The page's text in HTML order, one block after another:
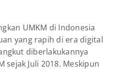
UMKM di Indonesia
yang rapih di era digital
diberlakukannya
sejak Juli 2018. Meskipun